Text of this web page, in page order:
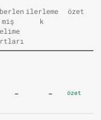
miş
ilerleme
k
özet
- - özet